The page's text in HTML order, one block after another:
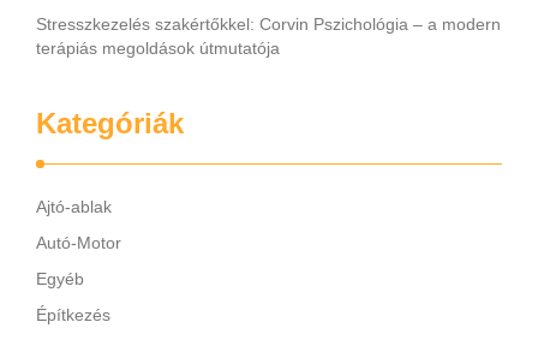
Stresszkezelés szakértőkkel: Corvin Pszichológia – a modern
terápiás megoldások útmutatója
Kategóriák
Ajtó-ablak
Autó-Motor
Egyéb
Építkezés